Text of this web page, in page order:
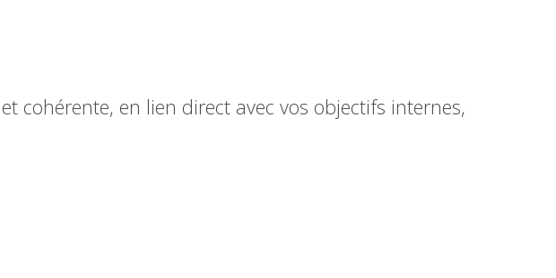
cohérente, en lien direct avec vos objectifs internes,